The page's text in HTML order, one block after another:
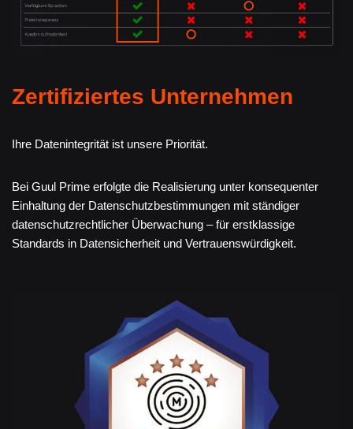
Zertifiziertes Unternehmen
Ihre Datenintegrität ist unsere Priorität.
Bei Guul Prime erfolgte die Realisierung unter konsequenter
Einhaltung der Datenschutzbestimmungen mit ständiger
datenschutzrechtlicher Überwachung – für erstklassige
Standards in Datensicherheit und Vertrauenswürdigkeit.